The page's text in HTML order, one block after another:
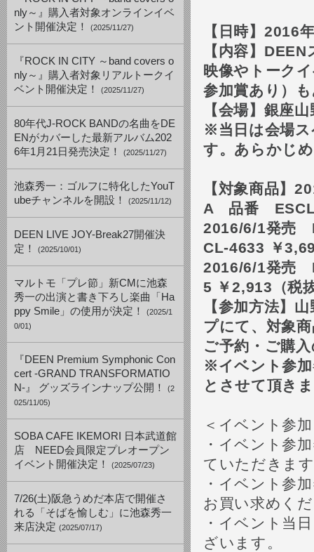
nly～』購入者対象オンラインイベ
ント開催決定！
(2025/11/27)
『ROCK IN CITY ～band covers o
nly～』購入者対象リアルトークイ
ベント開催決定！
(2025/11/27)
80年代J-ROCK BANDの名曲をDE
ENがカバーした最新アルバム202
6年1月21日発売決定！
(2025/11/27)
池森秀一：ゴルフに特化したYouT
ubeチャンネルを開設！
(2025/11/12)
DEEN LIVE JOY-Break27開催決
定！
(2025/10/01)
マルトモ「プレ節」新CMに池森
秀一の出演と書き下ろし楽曲「Ha
ppy Smile」の使用が決定！
(2025/1
0/01)
『DEEN Premium Symphonic Con
cert -GRAND TRANSFORMATIO
N-』 グッズラインナップ公開！
(2
025/11/05)
SOBA CAFE IKEMORI 日本武道館
店 NEED会員限定プレオープン
イベント開催決定！
(2025/07/23)
7/26(土)阪急うめだ本店で開催さ
れる「そばを愉しむ」に池森秀一
来店決定 (2025/07/17)
【日時】 2016
【内容】 DEEN
映像やトーク
参加賞あり）
【会場】銀座
※当日は会場ス
す。あらかじ
【対象商品】
A品番
2016/6/1発売
CL-4633 ￥
2016/6/1発売
5 ￥2,913 （税
【参加方法】
プにて、対象
ご予約・ご購
※イベント参
とさせて頂き
＜イベント参
・イベント参
ていただきま
・イベント参
お買い求めく
・イベント当
ざいます。